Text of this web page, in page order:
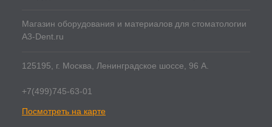
Магазин оборудования и материалов для стоматологии
A3-Dent.ru
125195, г. Москва, Ленинградское шоссе, 96 А.
+7(499)745-63-01
Посмотреть на карте